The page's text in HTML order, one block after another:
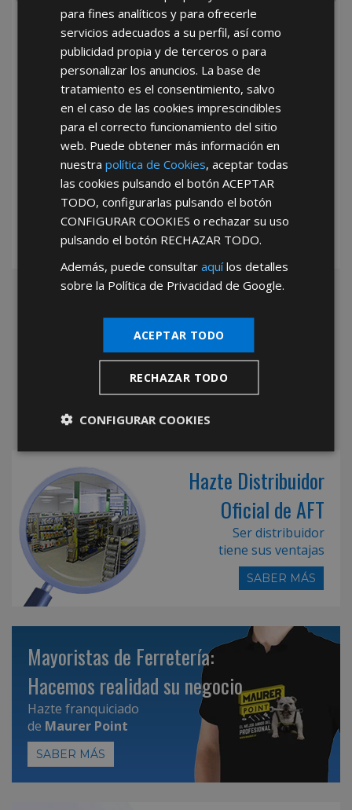
He leído y acepto la Política de Privacidad
*Abstenerse particulares, sólo venta a tiendas y empresas minoristas y
Hazte Distribuidor
Oficial de AFT
Ser distribuidor
tiene sus ventajas
SABER MÁS
Mayoristas de Ferretería:
Hacemos realidad su negocio
Hazte franquiciado
de Maurer Point
SABER MÁS
para fines analíticos y para ofrecerle
servicios adecuados a su perfil, así como
publicidad propia y de terceros o para
personalizar los anuncios. La base de
tratamiento es el consentimiento, salvo
en el caso de las cookies imprescindibles
para el correcto funcionamiento del sitio
web. Puede obtener más información en
nuestrapolítica de Cookies, aceptar todas
las cookies pulsando el botónACEPTAR
TODO, configurarlas pulsando el botón
CONFIGURAR COOKIES o rechazar su uso
pulsando el botón RECHAZAR TODO.
Además, puede consultaraquílos detalles
sobre la Política de Privacidad de Google.
ACEPTAR TODO
RECHAZAR TODO
CONFIGURAR COOKIES